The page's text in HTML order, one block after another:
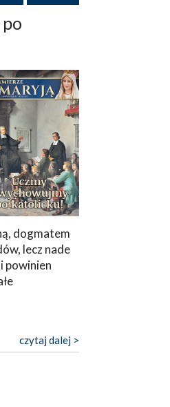
dogmatem
lecz nade
powinien
czytaj dalej >